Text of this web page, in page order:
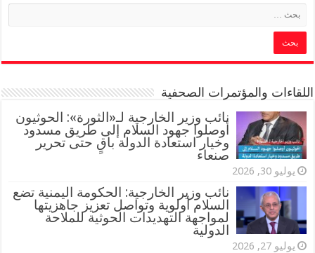
اللقاءات والمؤتمرات الصحفية
‏نائب وزير الخارجية لـ«الثورة»: الحوثيون
أوصلوا جهود السلام إلى طريق مسدود
وخيار استعادة الدولة باقٍ حتى تحرير
صنعاء
يوليو 30, 2026
نائب وزير الخارجية: الحكومة اليمنية تضع
السلام أولوية وتواصل تعزيز جاهزيتها
لمواجهة التهديدات الحوثية للملاحة
الدولية
يوليو 27, 2026